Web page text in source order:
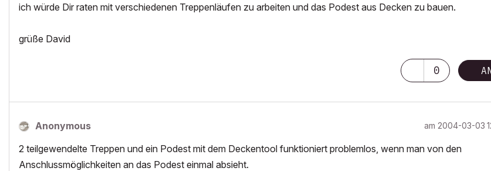
ich würde Dir raten mit verschiedenen Treppenläufen zu arbeiten und das Podest aus Decken zu bauen.
grüße David
0
Anonymous am ‎2004-03-03
2 teilgewendelte Treppen und ein Podest mit dem Deckentool funktioniert problemlos, wenn man von den
Anschlussmöglichkeiten an das Podest einmal absieht.